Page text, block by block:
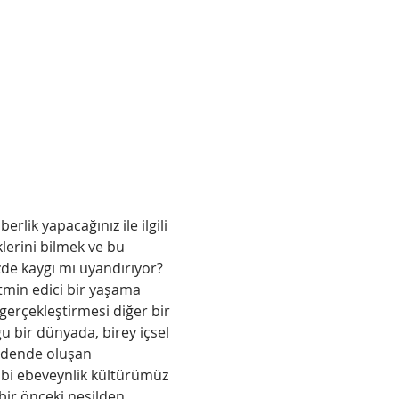
yapacağınız ile ilgili
bilmek ve bu
kaygı mı uyandırıyor?
edici bir yaşama
diğer bir
bir dünyada, birey içsel
oluşan
ebeveynlik kültürümüz